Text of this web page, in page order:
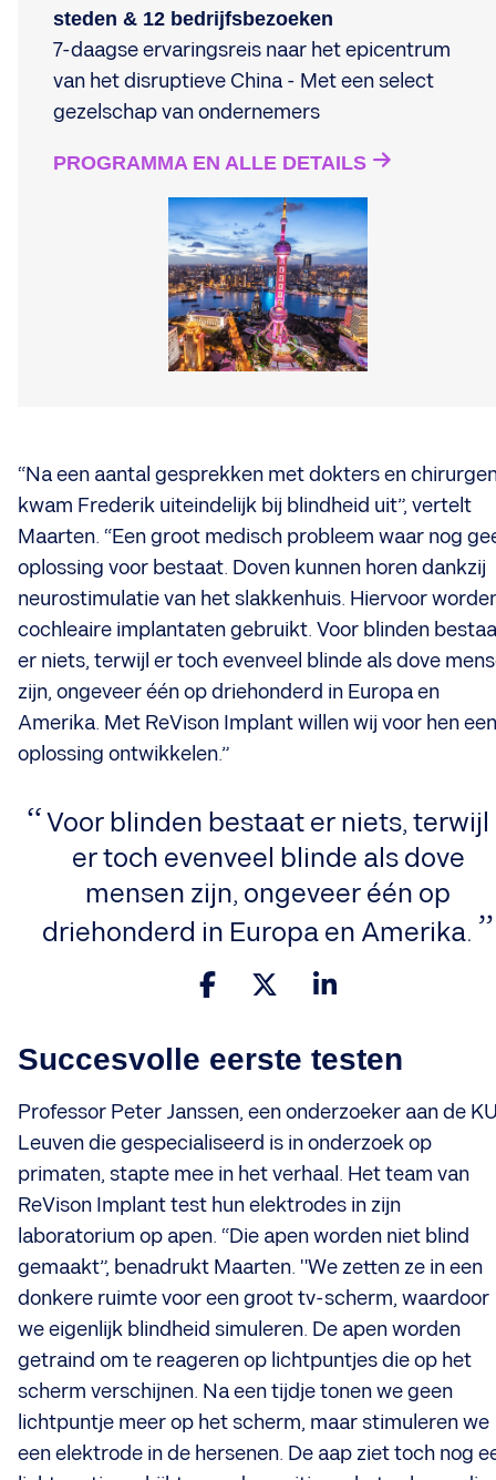
steden & 12 bedrijfsbezoeken
7-daagse ervaringsreis naar het epicentrum
van het disruptieve China - Met een select
gezelschap van ondernemers
PROGRAMMA EN ALLE DETAILS
“Na een aantal gesprekken met dokters en
kwam Frederik uiteindelijk bij blindheid uit”, vertelt
Maarten. “Een groot medisch probleem waar nog
oplossing voor bestaat. Doven kunnen horen dankzij
neurostimulatie van het slakkenhuis. Hiervoor
cochleaire implantaten gebruikt. Voor blinden
er niets, terwijl er toch evenveel blinde als dove
zijn, ongeveer één op driehonderd in Europa en
Amerika. Met ReVison Implant willen wij voor hen een
oplossing ontwikkelen.”
​Voor blinden bestaat er niets, terwijl
er toch evenveel blinde als dove
mensen zijn, ongeveer één op
driehonderd in Europa en Amerika.
Succesvolle eerste testen
Professor Peter Janssen, een onderzoeker aan de
Leuven die gespecialiseerd is in onderzoek op
primaten, stapte mee in het verhaal. Het team van
ReVison Implant test hun elektrodes in zijn
laboratorium op apen. “Die apen worden niet blind
gemaakt”, benadrukt Maarten. "We zetten ze in een
donkere ruimte voor een groot tv-scherm, waardoor
we eigenlijk blindheid simuleren. De apen worden
getraind om te reageren op lichtpuntjes die op het
scherm verschijnen. Na een tijdje tonen we geen
lichtpuntje meer op het scherm, maar stimuleren we
een elektrode in de hersenen. De aap ziet toch nog